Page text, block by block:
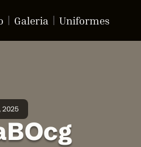
Galeria Uniformes
2025